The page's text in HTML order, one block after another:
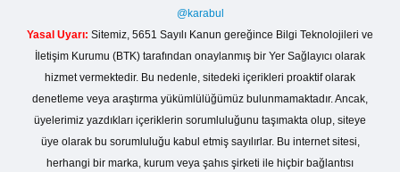
@karabul
Yasal Uyarı: Sitemiz, 5651 Sayılı Kanun gereğince Bilgi Teknolojileri ve
İletişim Kurumu (BTK) tarafından onaylanmış bir Yer Sağlayıcı olarak
hizmet vermektedir. Bu nedenle, sitedeki içerikleri proaktif olarak
denetleme veya araştırma yükümlülüğümüz bulunmamaktadır. Ancak,
üyelerimiz yazdıkları içeriklerin sorumluluğunu taşımakta olup, siteye
üye olarak bu sorumluluğu kabul etmiş sayılırlar. Bu internet sitesi,
herhangi bir marka, kurum veya şahıs şirketi ile hiçbir bağlantısı